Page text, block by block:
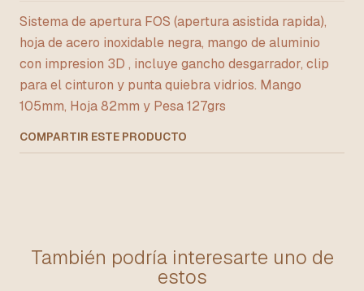
Sistema de apertura FOS (apertura asistida rapida),
hoja de acero inoxidable negra, mango de aluminio
con impresion 3D , incluye gancho desgarrador, clip
para el cinturon y punta quiebra vidrios. Mango
105mm, Hoja 82mm y Pesa 127grs
COMPARTIR ESTE PRODUCTO
También podría interesarte uno de
estos